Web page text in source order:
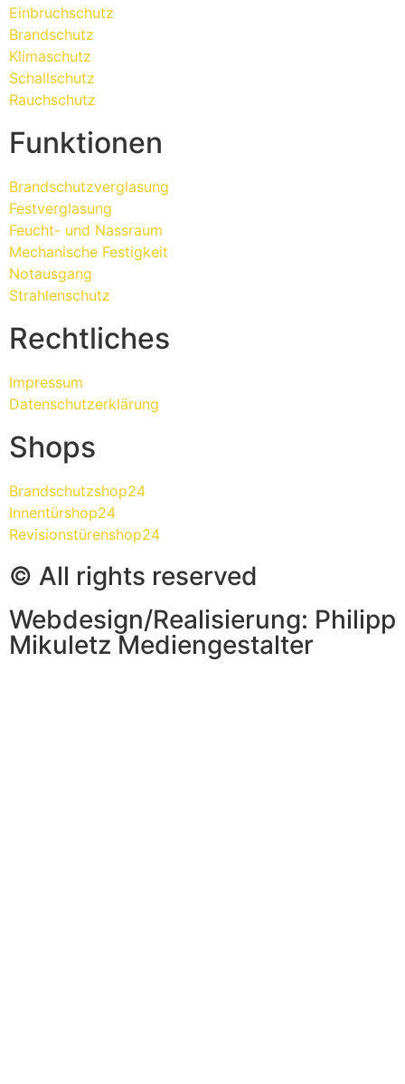
Einbruchschutz
Brandschutz
Klimaschutz
Schallschutz
Rauchschutz
Funktionen
Brandschutzverglasung
Festverglasung
Feucht- und Nassraum
Mechanische Festigkeit
Notausgang
Strahlenschutz
Rechtliches
Impressum
Datenschutzerklärung
Shops
Brandschutzshop24
Innentürshop24
Revisionstürenshop24
© All rights reserved
Webdesign/Realisierung: Philipp
Mikuletz Mediengestalter